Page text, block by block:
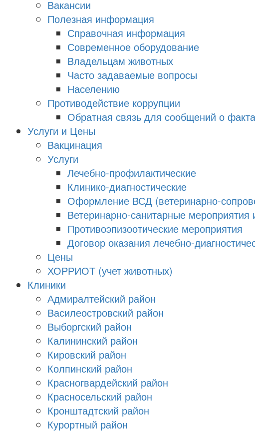
Вакансии
Полезная информация
Справочная информация
Современное оборудование
Владельцам животных
Часто задаваемые вопросы
Населению
Противодействие коррупции
Обратная связь для сообщений о
Услуги и Цены
Вакцинация
Услуги
Лечебно-профилактические
Клинико-диагностические
Оформление ВСД (ветеринарно-
Ветеринарно-санитарные мероприятия
Противоэпизоотические мероприятия
Договор оказания лечебно-
Цены
ХОРРИОТ (учет животных)
Клиники
Адмиралтейский район
Василеостровский район
Выборгский район
Калининский район
Кировский район
Колпинский район
Красногвардейский район
Красносельский район
Кронштадтский район
Курортный район